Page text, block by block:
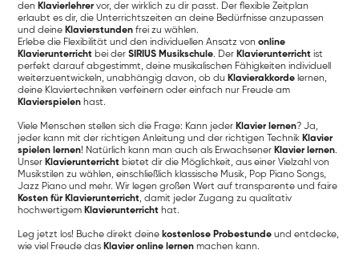
den Klavierlehrer vor, der wirklich zu dir passt. Der flexible Zeitplan
erlaubt es dir, die Unterrichtszeiten an deine Bedürfnisse anzupassen
und deine Klavierstunden frei zu wählen.
Erlebe die Flexibilität und den individuellen Ansatz vononline
Klavierunterricht bei derSIRIUS Musikschule. Der Klavierunterricht ist
perfekt darauf abgestimmt, deine musikalischen Fähigkeiten individuell
weiterzuentwickeln, unabhängig davon, ob du Klavierakkorde lernen,
deine Klaviertechniken verfeinern oder einfach nur Freude am
Klavierspielen hast.
Viele Menschen stellen sich die Frage: Kann jeder Klavier lernen? Ja,
jeder kann mit der richtigen Anleitung und der richtigen Technik Klavier
spielen lernen! Natürlich kann man auch als Erwachsener Klavier lernen.
Unser Klavierunterricht bietet dir die Möglichkeit, aus einer Vielzahl von
Musikstilen zu wählen, einschließlich klassische Musik, Pop Piano Songs,
Jazz Piano und mehr. Wir legen großen Wert auf transparente und faire
Kosten für Klavierunterricht, damit jeder Zugang zu qualitativ
hochwertigem Klavierunterricht hat.
Leg jetzt los! Buche direkt deine kostenlose Probestunde und entdecke,
wie viel Freude das Klavier online lernen machen kann.